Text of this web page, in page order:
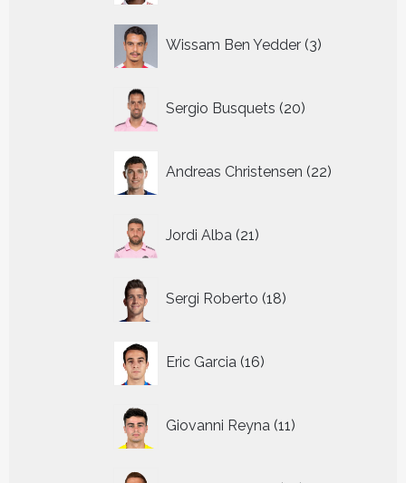
Wissam Ben Yedder 3
producten
Sergio Busquets 20
producten
Andreas Christensen 22
producten
Jordi Alba 21
producten
Sergi Roberto 18
producten
Eric Garcia 16
producten
Giovanni Reyna 11
producten